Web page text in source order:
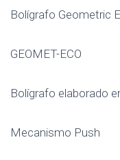
Bolígrafo Geometric
GEOMET-ECO
Bolígrafo elaborado
Mecanismo Push